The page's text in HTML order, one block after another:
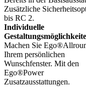
Zusätzliche
bis RC 2.
Individuelle
Machen Sie
Ihrem persönlichen
Wunschfenster. Mit den
Ego®Power
Zusatzausstattungen.